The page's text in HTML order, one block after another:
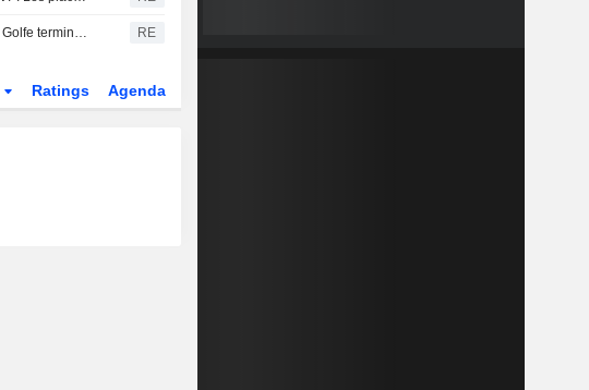
Moyen-Orient : les bourses du Golfe terminent en hausse, les investisseurs guettent des signes de progrès dans les discussions entre les États-Unis et l'Iran RE
Ratings Agenda